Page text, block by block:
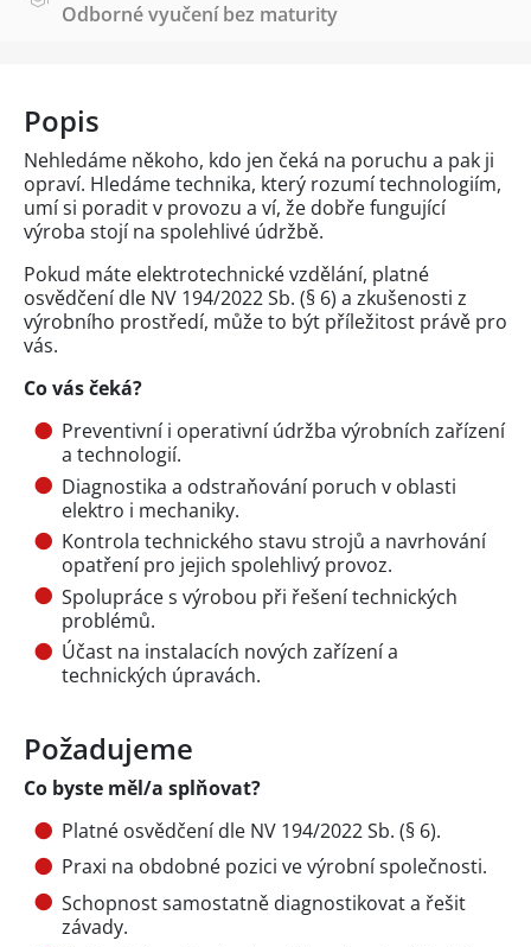
Odborné vyučení bez maturity
Popis
Nehledáme někoho, kdo jen čeká na poruchu a pak ji
opraví. Hledáme technika, který rozumí technologiím,
umí si poradit v provozu a ví, že dobře fungující
výroba stojí na spolehlivé údržbě.
Pokud máte elektrotechnické vzdělání, platné
osvědčení dle NV 194/2022 Sb. (§ 6) a zkušenosti z
výrobního prostředí, může to být příležitost právě pro
vás.
Co vás čeká?
Preventivní i operativní údržba výrobních zařízení
a technologií.
Diagnostika a odstraňování poruch v oblasti
elektro i mechaniky.
Kontrola technického stavu strojů a navrhování
opatření pro jejich spolehlivý provoz.
Spolupráce s výrobou při řešení technických
problémů.
Účast na instalacích nových zařízení a
technických úpravách.
Požadujeme
Co byste měl/a splňovat?
Platné osvědčení dle NV 194/2022 Sb. (§ 6).
Praxi na obdobné pozici ve výrobní společnosti.
Schopnost samostatně diagnostikovat a řešit
závady.